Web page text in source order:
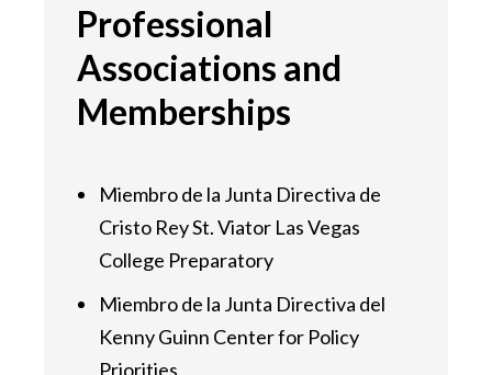
Professional
Associations and
Memberships
Miembro de la Junta Directiva de
Cristo Rey St. Viator Las Vegas
College Preparatory
Miembro de la Junta Directiva del
Kenny Guinn Center for Policy
Priorities